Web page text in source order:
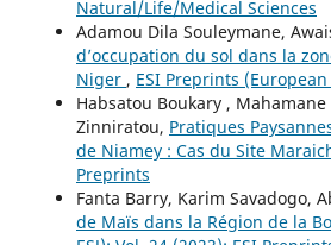
Natural/Life/Medical Sciences
Adamou Dila Souleymane,
d’occupation du sol dans la
Niger , ESI Preprints (European
Habsatou Boukary ,
Zinniratou, Pratiques
de Niamey : Cas du Site
Preprints
Fanta Barry, Karim Savadogo,
de Maïs dans la Région de la